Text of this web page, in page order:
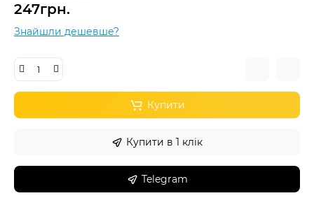
247грн.
Знайшли дешевше?
Купити
Купити в 1 клік
Telegram